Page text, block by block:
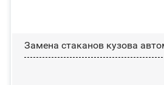
Замена стаканов кузова